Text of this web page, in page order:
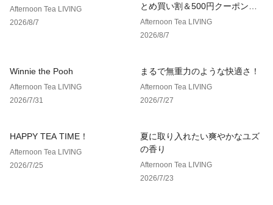
Afternoon Tea LIVING
2026/8/7
とめ買い割＆500円クーポン！2
点以上で10％、3点以上で15％
OFF！
Afternoon Tea LIVING
2026/8/7
Winnie the Pooh
Afternoon Tea LIVING
2026/7/31
まるで無重力のような快適さ！
Afternoon Tea LIVING
2026/7/27
HAPPY TEA TIME！
Afternoon Tea LIVING
2026/7/25
夏に取り入れたい爽やかなユズ
の香り
Afternoon Tea LIVING
2026/7/23